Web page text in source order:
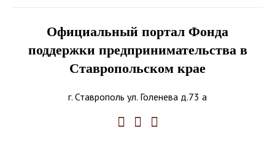
Официальный портал Фонда
поддержки предпринимательства в
Ставропольском крае
г. Ставрополь ул. Голенева д.73 а